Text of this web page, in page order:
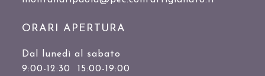
ORARI APERTURA
Dal lunedì al sabato
9:00-12:30 15:00-19:00